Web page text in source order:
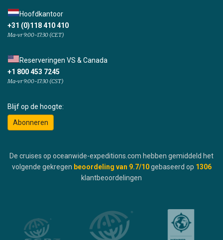
Hoofdkantoor
+31 (0)118 410 410
Ma-vr 9:00-17:30 (CET)
Reserveringen VS & Canada
+1 800 453 7245
Ma-vr 9:00-17:30 (CST)
Blijf op de hoogte:
Abonneren
De cruises op oceanwide-expeditions.com hebben gemiddeld het
volgende gekregen beoordeling van 9.7/10 gebaseerd op 1306
klantbeoordelingen